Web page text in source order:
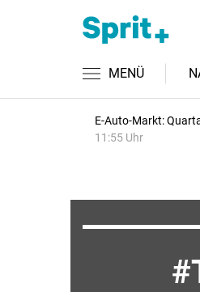
MENÜ
E-Auto-Markt:
11:55 Uhr